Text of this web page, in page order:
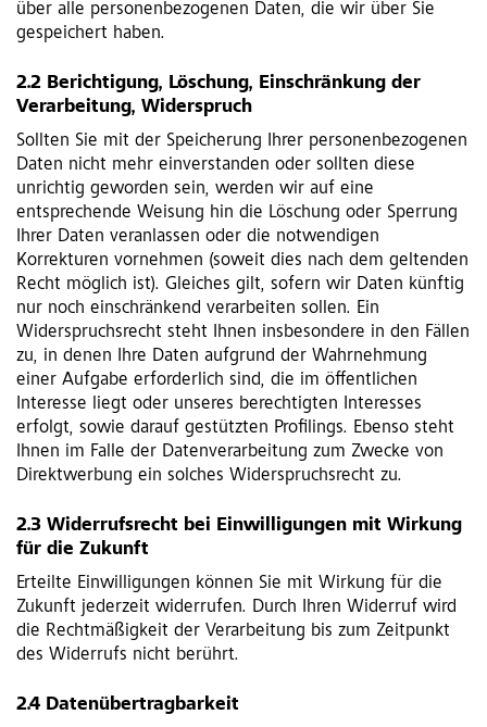
über alle personenbezogenen Daten, die wir über Sie
gespeichert haben.
2.2 Berichtigung, Löschung, Einschränkung der
Verarbeitung, Widerspruch
Sollten Sie mit der Speicherung Ihrer personenbezogenen
Daten nicht mehr einverstanden oder sollten diese
unrichtig geworden sein, werden wir auf eine
entsprechende Weisung hin die Löschung oder Sperrung
Ihrer Daten veranlassen oder die notwendigen
Korrekturen vornehmen (soweit dies nach dem geltenden
Recht möglich ist). Gleiches gilt, sofern wir Daten künftig
nur noch einschränkend verarbeiten sollen. Ein
Widerspruchsrecht steht Ihnen insbesondere in den Fällen
zu, in denen Ihre Daten aufgrund der Wahrnehmung
einer Aufgabe erforderlich sind, die im öffentlichen
Interesse liegt oder unseres berechtigten Interesses
erfolgt, sowie darauf gestützten Profilings. Ebenso steht
Ihnen im Falle der Datenverarbeitung zum Zwecke von
Direktwerbung ein solches Widerspruchsrecht zu.
2.3 Widerrufsrecht bei Einwilligungen mit Wirkung
für die Zukunft
Erteilte Einwilligungen können Sie mit Wirkung für die
Zukunft jederzeit widerrufen. Durch Ihren Widerruf wird
die Rechtmäßigkeit der Verarbeitung bis zum Zeitpunkt
des Widerrufs nicht berührt.
2.4 Datenübertragbarkeit